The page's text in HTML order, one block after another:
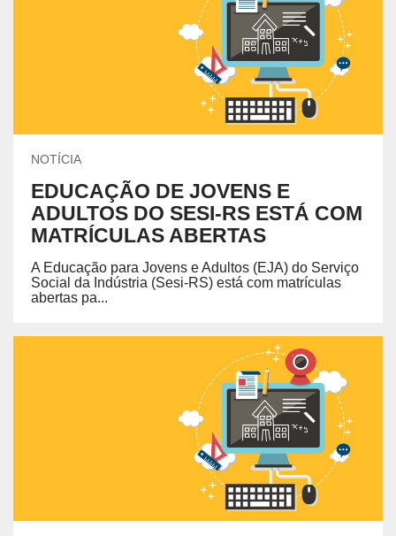
NOTÍCIA
EDUCAÇÃO DE JOVENS E
ADULTOS DO SESI-RS ESTÁ COM
MATRÍCULAS ABERTAS
A Educação para Jovens e Adultos (EJA) do Serviço
Social da Indústria (Sesi-RS) está com matrículas
abertas pa...